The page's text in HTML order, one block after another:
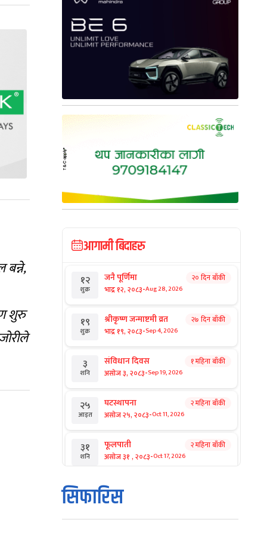
बन्ने,
शुरु
आगामी बिदाहरु
१२
शुक्र
जनै पूर्णिमा
भाद्र १२, २०८३-Aug 28, 2026
२० दिन बाँकी
१९
शुक्र
श्रीकृष्ण जन्माष्टमी व्रत
भाद्र १९, २०८३-Sep 4, 2026
२७ दिन बाँकी
३
शनि
संविधान दिवस
असोज ३, २०८३-Sep 19, 2026
१ महिना बाँकी
२५
आइत
घटस्थापना
असोज २५, २०८३-Oct 11, 2026
२ महिना बाँकी
३१
शनि
फूलपाती
असोज ३१ , २०८३-Oct 17, 2026
२ महिना बाँकी
१
आइत
कार्तिक सङ्क्रान्ति
कार्तिक १, २०८३
सिफारिस